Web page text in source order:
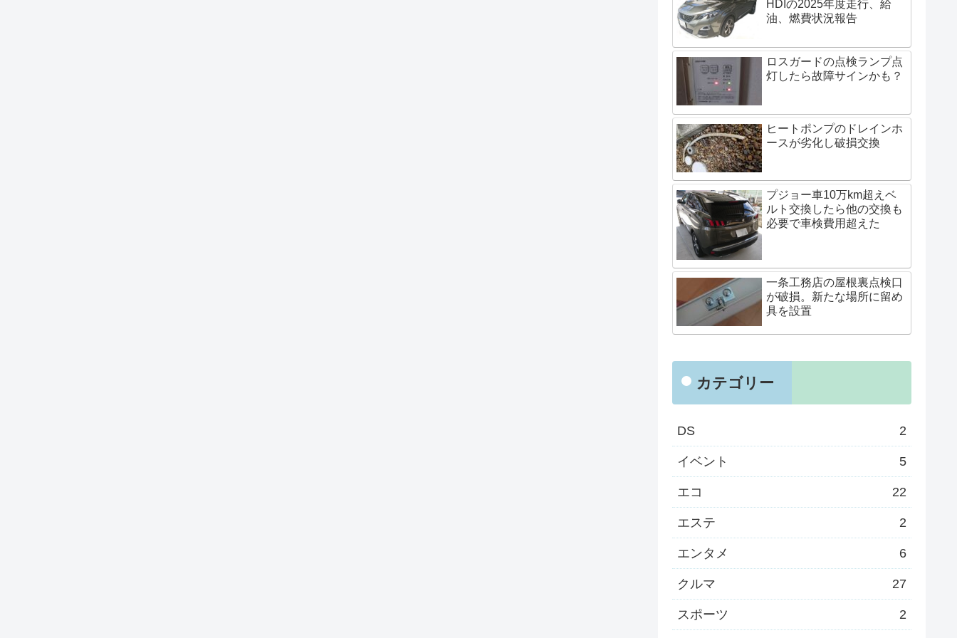
HDIの2025年度走行、給
油、燃費状況報告
ロスガードの点検ランプ点
灯したら故障サインかも？
ヒートポンプのドレインホ
ースが劣化し破損交換
プジョー車10万km超えベ
ルト交換したら他の交換も
必要で車検費用超えた
一条工務店の屋根裏点検口
が破損。新たな場所に留め
具を設置
カテゴリー
DS 2
イベント 5
エコ 22
エステ 2
エンタメ 6
クルマ 27
スポーツ 2